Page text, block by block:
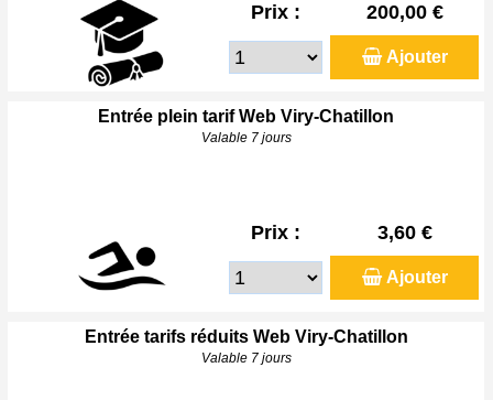
Prix : 200,00 €
Ajouter
Entrée plein tarif Web Viry-Chatillon
Valable 7 jours
Prix : 3,60 €
Ajouter
Entrée tarifs réduits Web Viry-Chatillon
Valable 7 jours